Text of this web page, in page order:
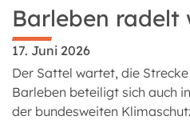
Barleben radelt
17. Juni 2026
Der Sattel wartet, die
Barleben beteiligt sich auch
der bundesweiten